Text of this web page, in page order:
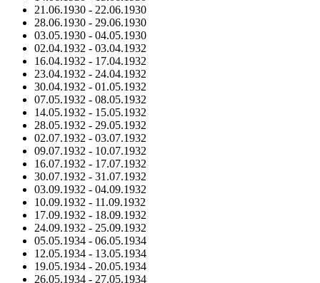
21.06.1930 - 22.06.1930
28.06.1930 - 29.06.1930
03.05.1930 - 04.05.1930
02.04.1932 - 03.04.1932
16.04.1932 - 17.04.1932
23.04.1932 - 24.04.1932
30.04.1932 - 01.05.1932
07.05.1932 - 08.05.1932
14.05.1932 - 15.05.1932
28.05.1932 - 29.05.1932
02.07.1932 - 03.07.1932
09.07.1932 - 10.07.1932
16.07.1932 - 17.07.1932
30.07.1932 - 31.07.1932
03.09.1932 - 04.09.1932
10.09.1932 - 11.09.1932
17.09.1932 - 18.09.1932
24.09.1932 - 25.09.1932
05.05.1934 - 06.05.1934
12.05.1934 - 13.05.1934
19.05.1934 - 20.05.1934
26.05.1934 - 27.05.1934